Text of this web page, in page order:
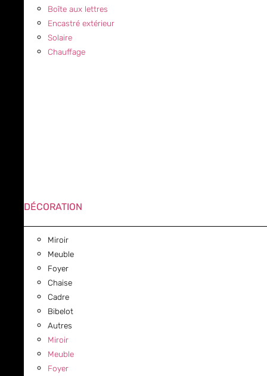
Boîte aux lettres
Encastré extérieur
Solaire
Chauffage
DÉCORATION
Miroir
Meuble
Foyer
Chaise
Cadre
Bibelot
Autres
Miroir
Meuble
Foyer